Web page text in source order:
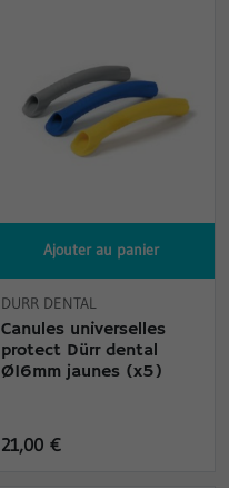
Ajouter au panier
DURR DENTAL
Canules universelles
protect Dürr dental
Ø16mm jaunes (x5)
21,00 €